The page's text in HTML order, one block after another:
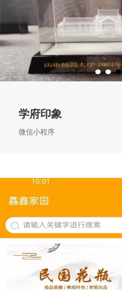
学府印象
微信小程序